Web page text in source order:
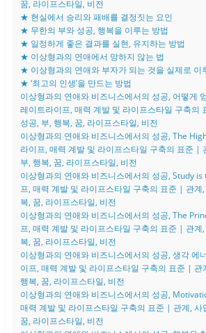
꿈, 라이프스타일, 비전
★ 현실에서 승리와 패배를 결정짓는 요인
★ 무한의 부와 성공, 행복을 이루는 방법
★ 일정하게 좋은 결과를 실현, 유지하는 방법
★ 이상형과의 연애에서 망하지 않는 법
★ 이상형과의 연애와 부자가 되는 것을 실제로 이
★ ‘최고의 인생’을 만드는 방법
이상형과의 연애와 비즈니스에서의 성공, 어떻게
레이트라이프, 매력 계발 및 라이프스타일 구축의
성공, 부, 행복, 꿈, 라이프스타일, 비전
이상형과의 연애와 비즈니스에서의 성공, The
라이프, 매력 계발 및 라이프스타일 구축의 표준 |
부, 행복, 꿈, 라이프스타일, 비전
이상형과의 연애와 비즈니스에서의 성공, Study
프, 매력 계발 및 라이프스타일 구축의 표준 | 관계
복, 꿈, 라이프스타일, 비전
이상형과의 연애와 비즈니스에서의 성공, The
프, 매력 계발 및 라이프스타일 구축의 표준 | 관계
복, 꿈, 라이프스타일, 비전
이상형과의 연애와 비즈니스에서의 성공, 생각 에
이프, 매력 계발 및 라이프스타일 구축의 표준 | 관
행복, 꿈, 라이프스타일, 비전
이상형과의 연애와 비즈니스에서의 성공,
매력 계발 및 라이프스타일 구축의 표준 | 관계, 사
꿈, 라이프스타일, 비전